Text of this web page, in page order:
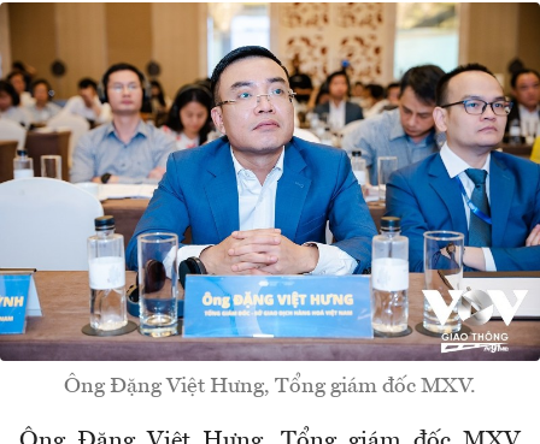
Ông Đặng Việt Hưng, Tổng giám đốc MXV.